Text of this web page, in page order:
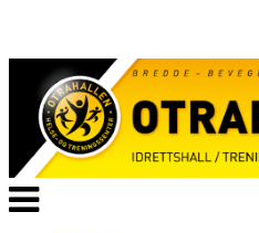
Veksle
navigasjon